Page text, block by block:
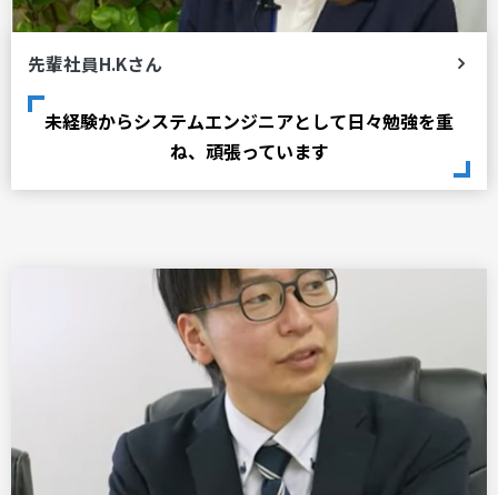
先輩社員H.Kさん
未経験からシステムエンジニアとして日々勉強を重
ね、頑張っています